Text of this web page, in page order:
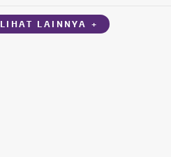
LIHAT LAINNYA +